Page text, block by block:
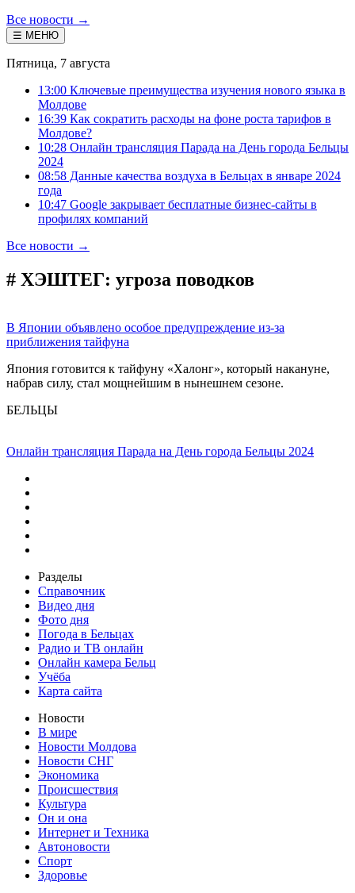
Все новости →
☰ МЕНЮ
Пятница, 7 августа
13:00 Ключевые преимущества изучения нового языка в
Молдове
16:39 Как сократить расходы на фоне роста тарифов в
Молдове?
10:28 Онлайн трансляция Парада на День города Бельцы
2024
08:58 Данные качества воздуха в Бельцах в январе 2024
года
10:47 Google закрывает бесплатные бизнес-сайты в
профилях компаний
Все новости →
# ХЭШТЕГ: угроза поводков
В Японии объявлено особое предупреждение из-за
приближения тайфуна
Япония готовится к тайфуну «Халонг», который накануне,
набрав силу, стал мощнейшим в нынешнем сезоне.
БЕЛЬЦЫ
Онлайн трансляция Парада на День города Бельцы 2024
Разделы
Справочник
Видео дня
Фото дня
Погода в Бельцах
Радио и ТВ онлайн
Онлайн камера Бельц
Учёба
Карта сайта
Новости
В мире
Новости Молдова
Новости СНГ
Экономика
Происшествия
Культура
Он и она
Интернет и Техника
Автоновости
Спорт
Здоровье